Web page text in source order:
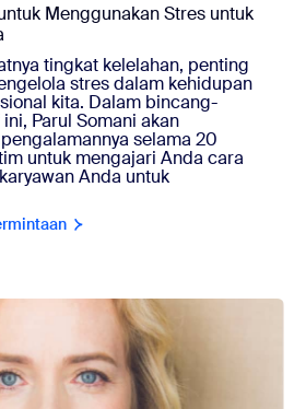
Menggunakan Stres untuk
tingkat kelelahan, penting
stres dalam kehidupan
kita. Dalam bincang-
Parul Somani akan
selama 20
untuk mengajari Anda cara
Anda untuk